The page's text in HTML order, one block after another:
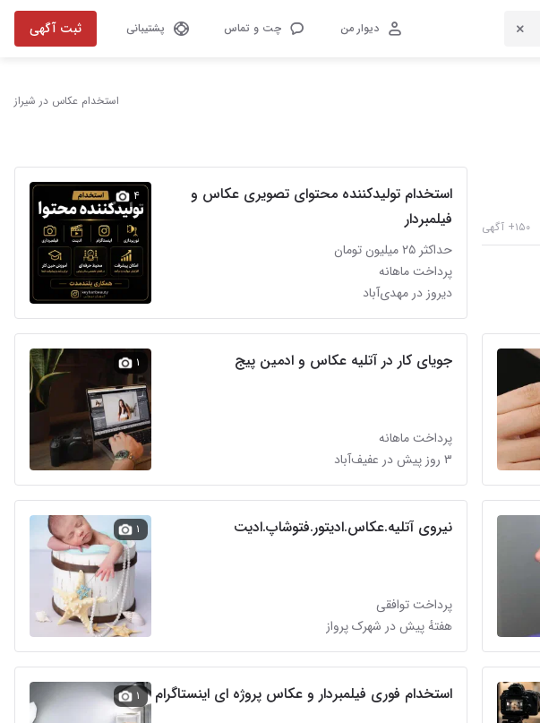
دیوار من چت و تماس پشتیبانی ثبت آگهی
استخدام عکاس در شیراز
۱۵۰+ آگهی
استخدام تولیدکننده محتوای تصویری عکاس و
فیلمبردار
حداکثر ۲۵ میلیون تومان
پرداخت ماهانه
دیروز در مهدی‌آباد
۴
جویای کار در آتلیه عکاس و ادمین پیج
پرداخت ماهانه
۳ روز پیش در عفیف‌آباد
۱
نیروی آتلیه.عکاس.ادیتور.فتوشاپ.ادیت
پرداخت توافقی
هفتهٔ پیش در شهرک پرواز
۱
استخدام فوری فیلمبردار و عکاس پروژه ای اینستاگرام ۱